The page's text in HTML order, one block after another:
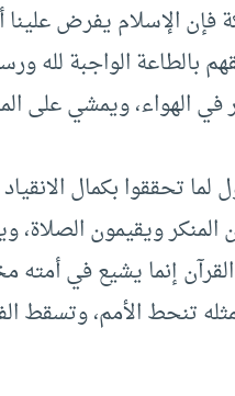
الإسلام يفرض علينا
بالطاعة الواجبة لله
الهواء، ويمشي على
تحققوا بكمال
ويقيمون الصلاة،
إنما يشيع في أمته
تنحط الأمم، وتسقط